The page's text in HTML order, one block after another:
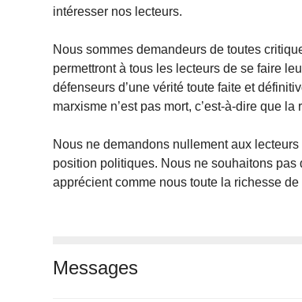
intéresser nos lecteurs.
Nous sommes demandeurs de toutes
permettront à tous les lecteurs de se faire
défenseurs d’une vérité toute faite et
marxisme n’est pas mort, c’est-à-dire que
Nous ne demandons nullement aux
position politiques. Nous ne souhaitons pas
apprécient comme nous toute la richesse
Messages